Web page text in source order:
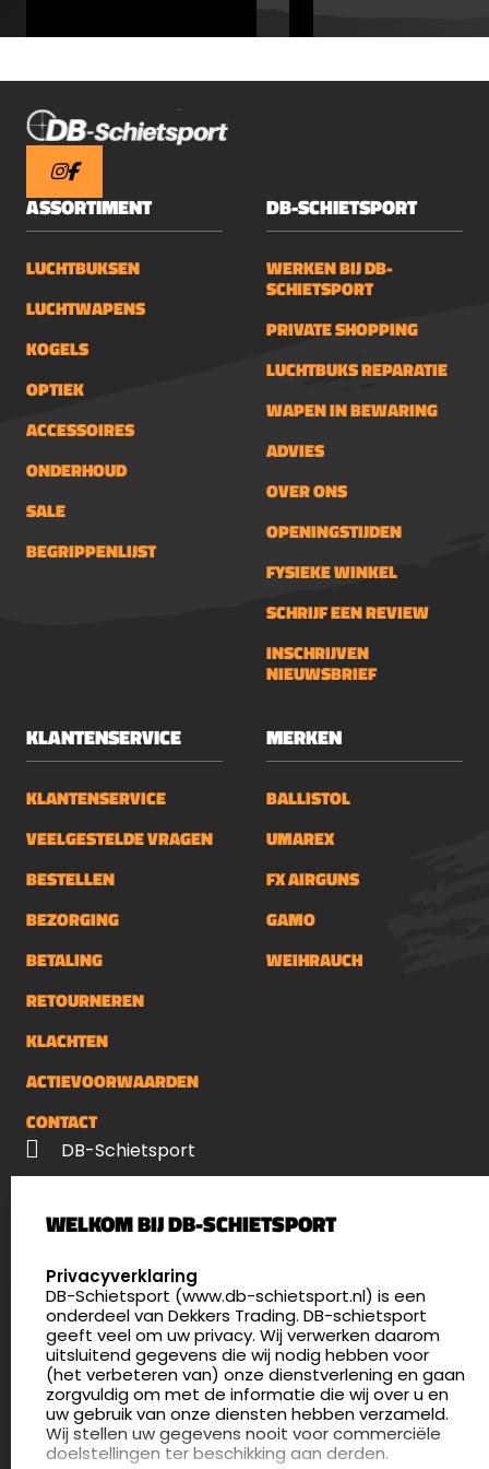
ASSORTIMENT
LUCHTBUKSEN
LUCHTWAPENS
KOGELS
OPTIEK
ACCESSOIRES
ONDERHOUD
SALE
BEGRIPPENLIJST
DB-SCHIETSPORT
WERKEN BIJ DB-
SCHIETSPORT
PRIVATE SHOPPING
LUCHTBUKS REPARATIE
WAPEN IN BEWARING
ADVIES
OVER ONS
OPENINGSTIJDEN
FYSIEKE WINKEL
SCHRIJF EEN REVIEW
INSCHRIJVEN
NIEUWSBRIEF
KLANTENSERVICE
KLANTENSERVICE
VEELGESTELDE VRAGEN
BESTELLEN
BEZORGING
BETALING
RETOURNEREN
KLACHTEN
ACTIEVOORWAARDEN
CONTACT
MERKEN
BALLISTOL
UMAREX
FX AIRGUNS
GAMO
WEIHRAUCH
DB-Schietsport
5411 LX Zeeland
4.8
176 beoordelingen
info@db-schietsport.nl
Openingstijden
Dinsdag en donderdag: 13:00 - 17:00 én 18:00 - 21:00
uur
WELKOM BIJ DB-SCHIETSPORT
SELECT LANGUAGE
Privacyverklaring
DB-Schietsport (www.db-schietsport.nl) is een
onderdeel van Dekkers Trading. DB-schietsport
geeft veel om uw privacy. Wij verwerken daarom
uitsluitend gegevens die wij nodig hebben voor
(het verbeteren van) onze dienstverlening en gaan
zorgvuldig om met de informatie die wij over u en
uw gebruik van onze diensten hebben verzameld.
Wij stellen uw gegevens nooit voor commerciële
doelstellingen ter beschikking aan derden.